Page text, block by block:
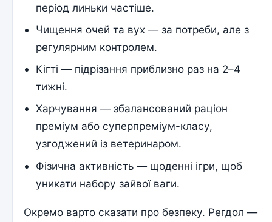
період линьки частіше.
Чищення очей та вух — за потреби, але з
регулярним контролем.
Кігті — підрізання приблизно раз на 2–4
тижні.
Харчування — збалансований раціон
преміум або суперпреміум-класу,
узгоджений із ветеринаром.
Фізична активність — щоденні ігри, щоб
уникати набору зайвої ваги.
Окремо варто сказати про безпеку. Регдол —